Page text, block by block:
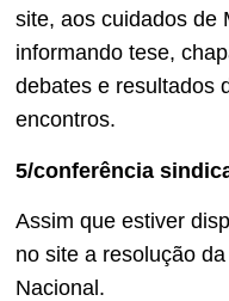
site, aos cuidados de
informando tese,
debates e resultados
encontros.
5/conferência
Assim que estiver
no site a resolução
Nacional.